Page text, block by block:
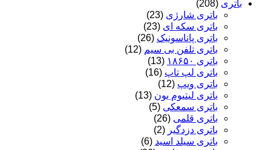
باتری (208)
باتری شارژی (23)
باتری سکه ای (23)
باتری پاناسونیک (26)
باتری تلفن بی سیم (12)
باتری ۱۸۶۵۰
(13)
باتری لپ تاپ (16)
باتری ویپ (12)
باتری لیتیوم یون (13)
باتری سمعکی (5)
باتری قلمی (26)
باتری دزدگیر (2)
باتری سیلد اسید (6)